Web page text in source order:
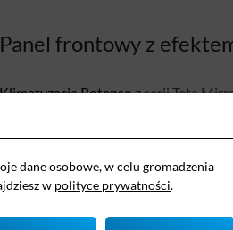
Panel frontowy z
Klimatyzacja Rotensoz serii Teta
przestrzeni, gdzie dominuje kolor
lustrzanego panelu frontowego
klimatyzatora z wnętrzami, które
akcentami.
dane osobowe, w celu gromadzenia
w polityce prywatności.